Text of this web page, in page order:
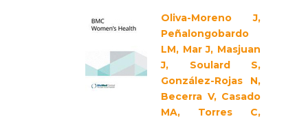
Oliva-Moreno J,
Peñalongobardo
LM, Mar J, Masjuan
J, Soulard S,
González-Rojas N,
Becerra V, Casado
MA, Torres C,